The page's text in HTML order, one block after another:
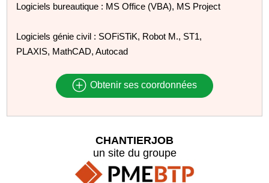
Logiciels bureautique : MS Office (VBA), MS Project
Logiciels génie civil : SOFiSTiK, Robot M., ST1,
PLAXIS, MathCAD, Autocad
Obtenir ses coordonnées
CHANTIERJOB
un site du groupe